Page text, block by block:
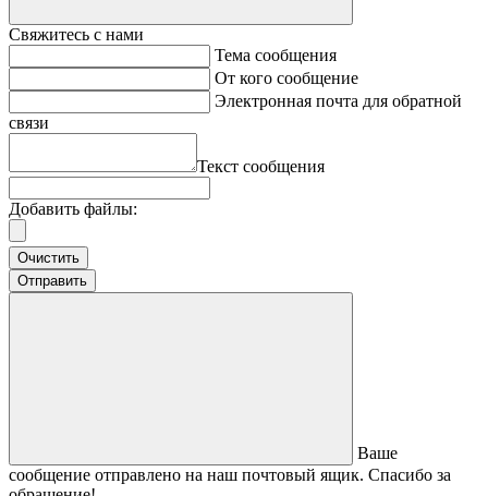
Свяжитесь с нами
Тема сообщения
От кого сообщение
Электронная почта для обратной
связи
Текст сообщения
Добавить файлы:
Очистить
Отправить
Ваше
сообщение отправлено на наш почтовый ящик. Спасибо за